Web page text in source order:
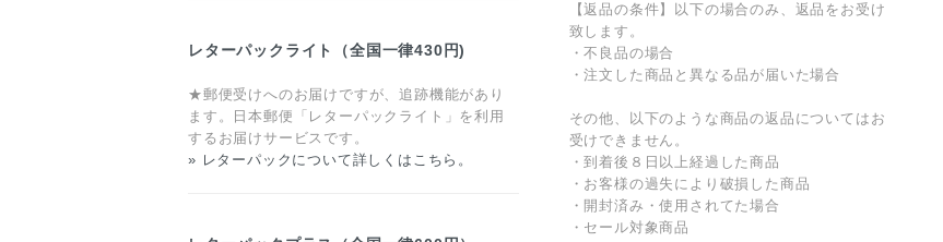
レターパックライト（全国一律430円)
★郵便受けへのお届けですが、追跡機能があり
ます。日本郵便「レターパックライト」を利用
するお届けサービスです。
» レターパックについて詳しくはこちら。
【返品の条件】以下の場合のみ、返品をお受け
致します。
・不良品の場合
・注文した商品と異なる品が届いた場合
その他、以下のような商品の返品についてはお
受けできません。
・到着後８日以上経過した商品
・お客様の過失により破損した商品
・開封済み・使用されてた場合
・セール対象商品